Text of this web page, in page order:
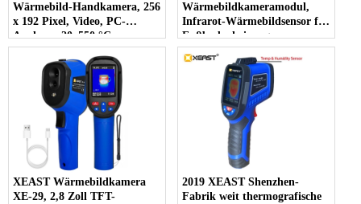
Wärmebild-Handkamera, 256
x 192 Pixel, Video, PC-
Analyse, -20–550 °C,
Temperaturbereich, Neu
Wärmebildkameramodul,
Infrarot-Wärmebildsensor für
Fußbodenheizung,
Detektortemperatur,
Kunststoff
XEAST Wärmebildkamera
XE-29, 2,8 Zoll TFT-
2019 XEAST Shenzhen-
Fabrik weit thermografische